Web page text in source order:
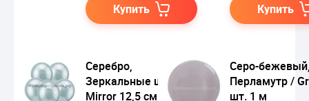
Купить Купить
Серебро,
Зеркальные шары /
Mirror 12,5 см
Серо-
Перламутр /
шт. 1 м